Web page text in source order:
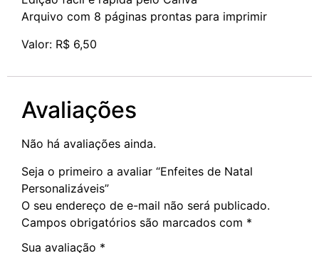
Arquivo com 8 páginas prontas para imprimir
Valor: R$ 6,50
Avaliações
Não há avaliações ainda.
Seja o primeiro a avaliar “Enfeites de Natal
Personalizáveis”
O seu endereço de e-mail não será publicado.
Campos obrigatórios são marcados com *
Sua avaliação *